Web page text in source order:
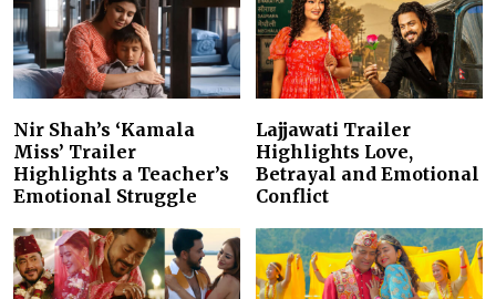
Nir Shah’s ‘Kamala
Miss’ Trailer
Highlights a Teacher’s
Emotional Struggle
Lajjawati Trailer
Highlights Love,
Betrayal and Emotional
Conflict